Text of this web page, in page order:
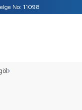
No: 11098